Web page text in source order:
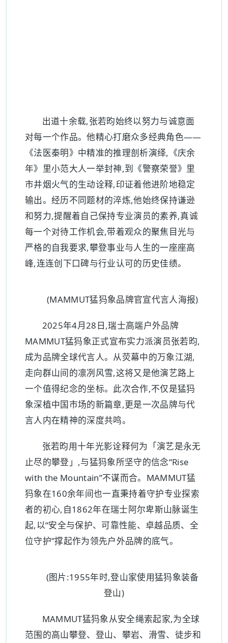
出道十余载,张若昀始终以努力与诚意面
对每一个作品。他精心打磨众多经典角色——
《法医秦明》中精准的推理剖析演绎,《庆余
年》里小范大人一举封神,到《警察荣誉》里
市井烟火气的生动诠释,印证着他进阶地稳定
输出。经历不同题材的淬炼,他始终保持谦逊
和努力,提醒着自己保持专业演员的素养,真诚
每一个对待工作机会,带着观众的聚焦目光与
严格的自我要求,攀登事业与人生的一座座高
峰,连连创下口碑与行业认可的历史佳绩。
(MAMMUT猛犸象品牌官宣代言人海报)
2025年4月28日,瑞士高端户外品牌
MAMMUT猛犸象正式宣布实力派演员张若昀,
成为品牌全球代言人。从荧幕中的万象江湖,
走向群山间的凛冽风雪,这将又是他演艺路上
一个值得纪念的坐标。此次合作,不仅是猛犸
象深植中国市场的新篇章,更是一次品牌与代
言人内在精神的深度共鸣。
张若昀用十年光影诠释何为「演艺是永无
止尽的攀登」,与猛犸象所坚守的信念“Rise
with the Mountain”不谋而合。MAMMUT猛
犸象在160余年间也一直秉持着守护专业探索
者的初心,自1862年在瑞士阿尔卑斯山脉诞生
起,以“安全与保护、可靠性能、卓越品质、全
位守护”撑起作为领先户外品牌的底气。
(图片:1955年时,登山家使用猛犸象装备
登山)
MAMMUT猛犸象从安全绳索起家,为全球
范围的高山攀登、登山、攀岩、滑雪、徒步和